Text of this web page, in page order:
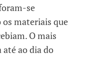
se
materiais que
O mais
ao dia do